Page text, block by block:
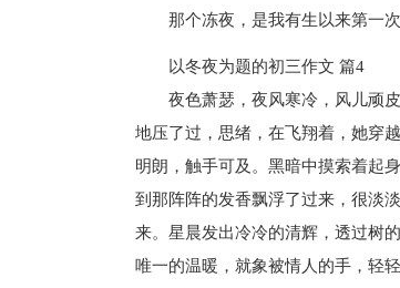
那个冻夜，是我有生以来第一
以冬夜为题的初三作文 篇4
夜色萧瑟，夜风寒冷，风儿顽
地压了过，思绪，在飞翔着，她穿
明朗，触手可及。黑暗中摸索着起
到那阵阵的发香飘浮了过来，很淡
来。星晨发出冷冷的清辉，透过树
唯一的温暖，就象被情人的手，轻